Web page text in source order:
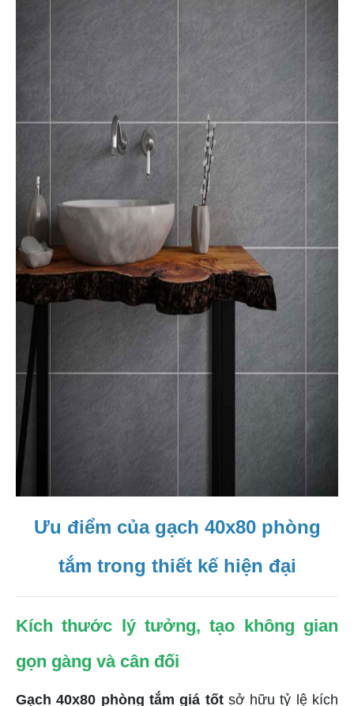
Ưu điểm của gạch 40x80 phòng
tắm trong thiết kế hiện đại
Kích thước lý tưởng, tạo không gian
gọn gàng và cân đối
Gạch 40x80 phòng tắm giá tốtsở hữu tỷ lệ kích